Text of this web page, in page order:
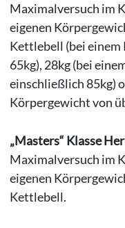
Maximalversuch im
eigenen
Kettlebell (bei
65kg), 28kg (bei
einschließlich 85kg)
Körpergewicht von
„Masters“ Klasse
Maximalversuch im
eigenen
Kettlebell.